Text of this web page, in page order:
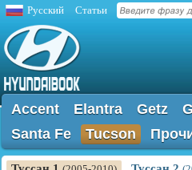
Русский Статьи
Accent Elantra Getz
Santa Fe
Tucson